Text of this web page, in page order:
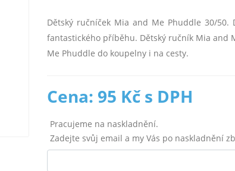
Dětský ručníček Mia and Me Phuddle 30/
fantastického příběhu. Dětský ručník Mia and
Me Phuddle do koupelny i na cesty.
Cena: 95 Kč s DPH
Pracujeme na naskladnění.
Zadejte svůj email a my Vás po naskladnění